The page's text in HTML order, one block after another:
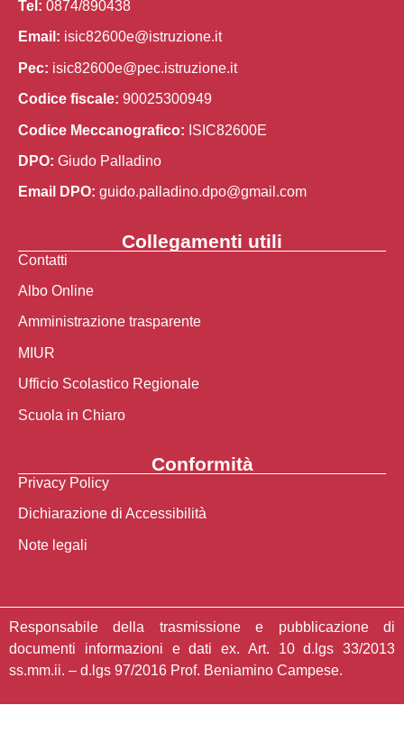
Tel: 0874/890438
Email: isic82600e@istruzione.it
Pec: isic82600e@pec.istruzione.it
Codice fiscale: 90025300949
Codice Meccanografico: ISIC82600E
DPO: Giudo Palladino
Email DPO: guido.palladino.dpo@gmail.com
Collegamenti utili
Contatti
Albo Online
Amministrazione trasparente
MIUR
Ufficio Scolastico Regionale
Scuola in Chiaro
Conformità
Privacy Policy
Dichiarazione di Accessibilità
Note legali
Responsabile della trasmissione e pubblicazione di
documenti informazioni e dati ex. Art. 10 d.lgs 33/2013
ss.mm.ii. – d.lgs 97/2016 Prof. Beniamino Campese.